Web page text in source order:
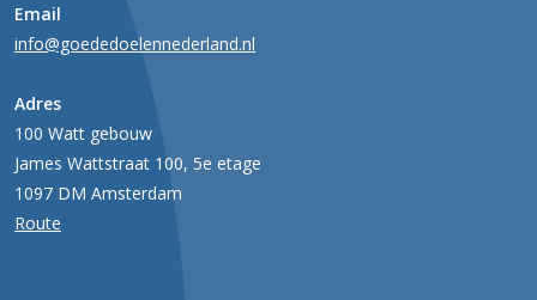
Email
info@goededoelennederland.nl
Adres
100 Watt gebouw
James Wattstraat 100, 5e etage
1097 DM Amsterdam
Route